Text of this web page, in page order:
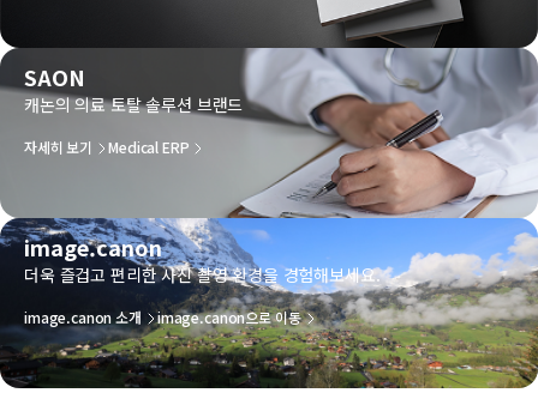
SAON
캐논의 의료 토탈 솔루션 브랜드
자세히 보기 Medical ERP
image.canon
더욱 즐겁고 편리한 사진 촬영 환경을 경험해보세요.
image.canon 소개 image.canon으로 이동